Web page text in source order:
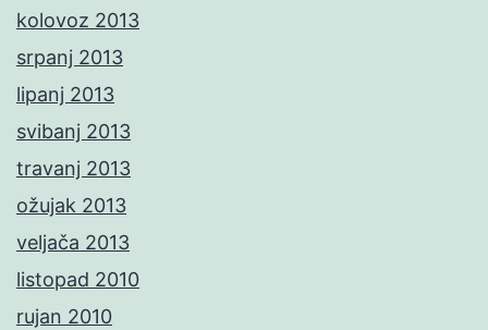
kolovoz 2013
srpanj 2013
lipanj 2013
svibanj 2013
travanj 2013
ožujak 2013
veljača 2013
listopad 2010
rujan 2010